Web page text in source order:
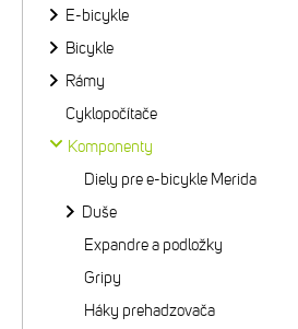
E-bicykle
Bicykle
Rámy
Cyklopočítače
Komponenty
Diely pre e-bicykle Merida
Duše
Expandre a podložky
Gripy
Háky prehadzovača